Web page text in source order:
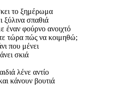
το ξημέρωμα
ξύλινα σπαθιά
έναν φούρνο ανοιχτό
τώρα πώς να κοιμηθώ;
που μένει
σκιά
λένε αντίο
κάνουν βουτιά